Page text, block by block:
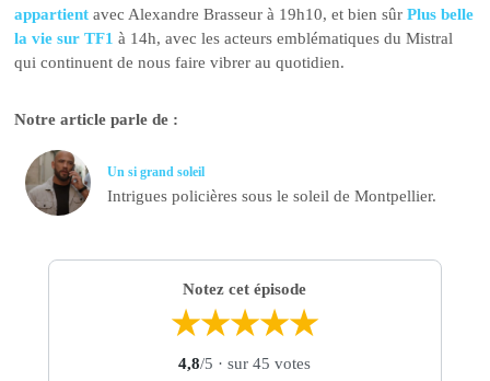
appartient avec Alexandre Brasseur à 19h10, et bien sûrPlus belle
la vie sur TF1 à 14h, avec les acteurs emblématiques du Mistral
qui continuent de nous faire vibrer au quotidien.
Notre article parle de :
Un si grand soleil
Intrigues policières sous le soleil de Montpellier.
Notez cet épisode
★★★★★
4,8/5 · sur 45 votes